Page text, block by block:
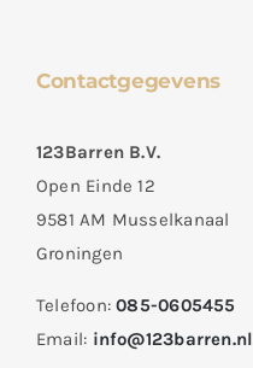
Contactgegevens
123Barren B.V.
Open Einde 12
9581 AM Musselkanaal
Groningen
Telefoon:085-0605455
Email: info@123barren.nl